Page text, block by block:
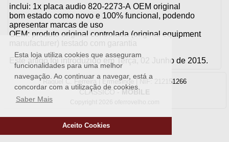
Esta loja utiliza cookies que asseguram
funcionalidades para uma melhor
navegação. Ao continuar a navegar, está a
concordar com a utilização de cookies.
Saber Mais
Aceito Cookies
inclui: 1x placa audio 820-2273-A OEM original
bom estado como novo e 100% funcional, podendo
apresentar marcas de uso
OEM: produto original controlada (original equipment
manufacturer) testado com garantia
Este artigo foi introduzido em Terça, 02 Junho de 2015.
Raquel C. Ferreira | Ermesinde | NIF: 212151266
CLASSICO-MOBILE
Copyright 2026 oferrovelho.com